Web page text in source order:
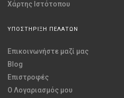
Χάρτης Ιστότοπου
ΥΠΟΣΤΗΡΙΞΗ ΠΕΛΑΤΩΝ
Επικοινωνήστε μαζί μας
Blog
Επιστροφές
O Λογαριασμός μου